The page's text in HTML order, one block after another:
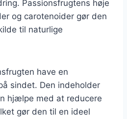
Passionsfrugtens høje
og carotenoider gør den
til naturlige
have en
sindet. Den indeholder
hjælpe med at reducere
gør den til en ideel